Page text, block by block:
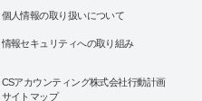
個人情報の取り扱いについて
情報セキュリティへの取り組み
CSアカウンティング株式会社行動計画
サイトマップ